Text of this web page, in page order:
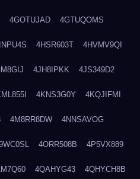
4GOTUJAD 4GTUQOMS
4HSR603T 4HVMV9QI
4JH8IPKK 4JS349D2
4KNS3G0Y 4KQJIFMI
4M8RR8DW 4NNSAVOG
4ORR508B 4P5VX889
4QAHYG43 4QHYCH8B